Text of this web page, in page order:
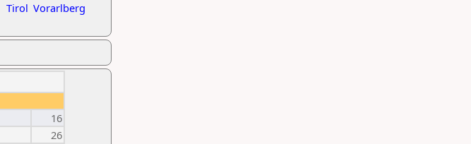
Tirol Vorarlberg
16
26